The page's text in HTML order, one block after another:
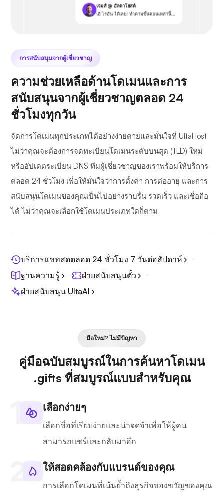
เจมส์ @ อัลตาโฮสต์
เฮ้ ไรอัน ได้เลย! ทำตามขั้นตอนเหล่านี้...
การสนับสนุนจากผู้เชี่ยวชาญ
ความช่วยเหลือด้านโดเมนและการ
สนับสนุนจากผู้เชี่ยวชาญตลอด 24
ชั่วโมงทุกวัน
จัดการโดเมนทุกประเภทได้อย่างง่ายดายและมั่นใจที่ UltaHost
ไม่ว่าคุณจะต้องการจดทะเบียนโดเมนระดับบนสุด (TLD) ใหม่
หรืออัปเดตระเบียน DNS ทีมผู้เชี่ยวชาญของเราพร้อมให้บริการ
ตลอด 24 ชั่วโมง เพื่อให้มั่นใจว่าการตั้งค่า การต่ออายุ และการ
สนับสนุนโดเมนของคุณเป็นไปอย่างราบรื่น รวดเร็ว และเชื่อถือ
ได้ ไม่ว่าคุณจะเลือกใช้โดเมนประเภทใดก็ตาม
บริการแชทสดตลอด 24 ชั่วโมง 7 วันต่อสัปดาห์
ฐานความรู้
ฝ่ายสนับสนุนตั๋ว
ฝ่ายสนับสนุน UltaAI
มือใหม่? ไม่มีปัญหา
คู่มือฉบับสมบูรณ์ในการค้นหาโดเมน
.gifts ที่สมบูรณ์แบบสำหรับคุณ
เลือกง่ายๆ
เลือกชื่อที่เรียบง่ายและน่าจดจำเพื่อให้ผู้คน
สามารถแชร์และกลับมาอีก
ให้สอดคล้องกับแบรนด์ของคุณ
การเลือกโดเมนที่เน้นย้ำถึงธุรกิจของขวัญของคุณ